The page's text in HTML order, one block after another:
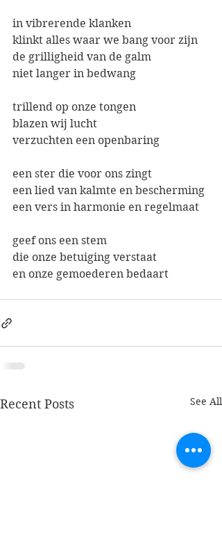
in vibrerende klanken
klinkt alles waar we bang voor zijn
de grilligheid van de galm
niet langer in bedwang
trillend op onze tongen
blazen wij lucht
verzuchten een openbaring
een ster die voor ons zingt
een lied van kalmte en bescherming
een vers in harmonie en regelmaat
geef ons een stem
die onze betuiging verstaat
en onze gemoederen bedaart
Recent Posts See All